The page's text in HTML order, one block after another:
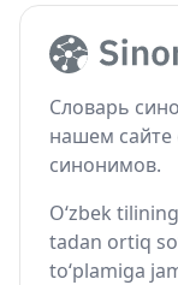
Словарь
нашем сайте
синонимов.
O‘zbek
tadan ortiq
to‘plamiga